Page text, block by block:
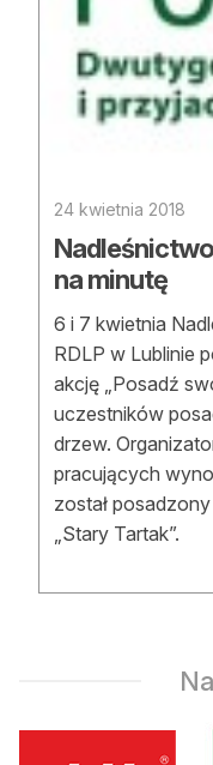
24 kwietnia 2018
na minutę
6 i 7 kwietnia
RDLP w Lublinie
akcję „Posadź
uczestników
drzew.
pracujących
został
„Stary Tartak”.